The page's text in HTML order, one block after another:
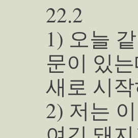
22.2
1) 오늘
문이 있
새로 시
2) 저는